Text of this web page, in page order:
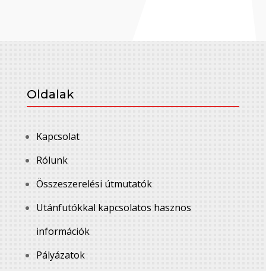
Oldalak
Kapcsolat
Rólunk
Összeszerelési útmutatók
Utánfutókkal kapcsolatos hasznos
információk
Pályázatok